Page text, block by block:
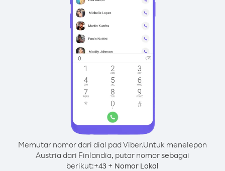
Memutar nomor dari dial pad Viber.Untuk menelepon
Austria dari Finlandia, putar nomor sebagai
berikut:+43 + Nomor Lokal